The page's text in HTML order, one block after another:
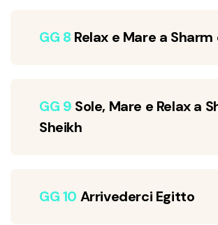
GG 8 Relax e Mare a Sharm
GG 9 Sole, Mare e Relax a
Sheikh
GG 10 Arrivederci Egitto